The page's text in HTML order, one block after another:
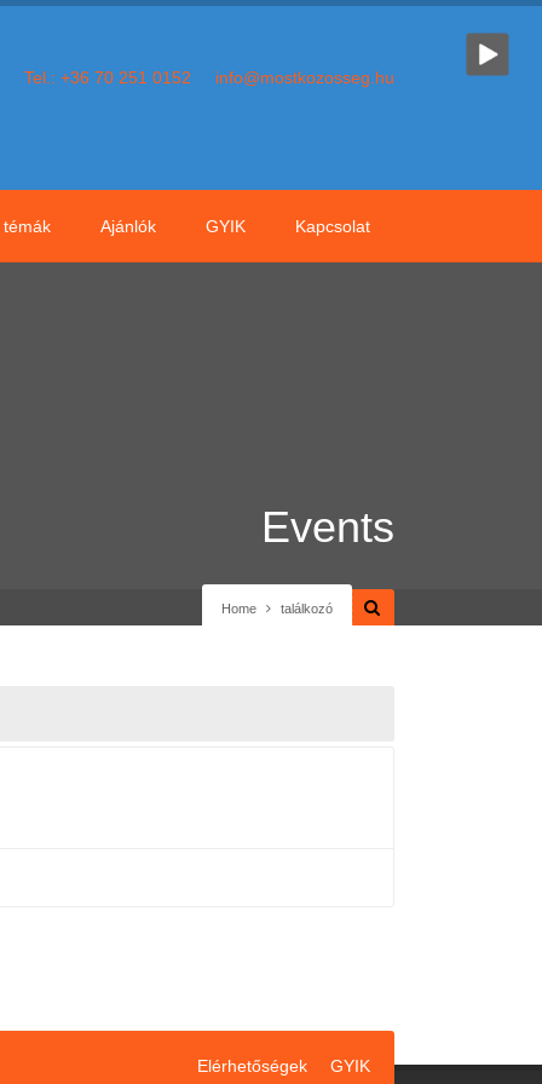
Tel.: +36 70 251 0152 info@mostkozosseg.hu
témák Ajánlók GYIK Kapcsolat
Home találkozó
Events
Elérhetőségek GYIK